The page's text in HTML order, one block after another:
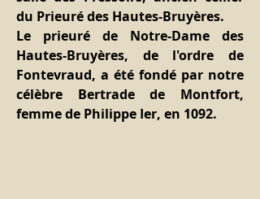
du Prieuré des Hautes-Bruyères.
Le prieuré de Notre-Dame des
Hautes-Bruyères, de l'ordre de
Fontevraud, a été fondé par notre
célèbre Bertrade de Montfort,
femme de Philippe Ier, en 1092.